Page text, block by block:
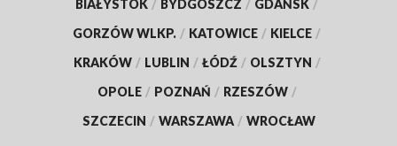
BIAŁYSTOK / BYDGOSZCZ / GDAŃSK /
GORZÓW WLKP. / KATOWICE / KIELCE /
KRAKÓW / LUBLIN / ŁÓDŹ / OLSZTYN /
OPOLE / POZNAŃ / RZESZÓW /
SZCZECIN / WARSZAWA / WROCŁAW